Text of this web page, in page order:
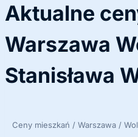
Aktualne
Warszawa
Stanisława
Ceny mieszkań / Warszawa /